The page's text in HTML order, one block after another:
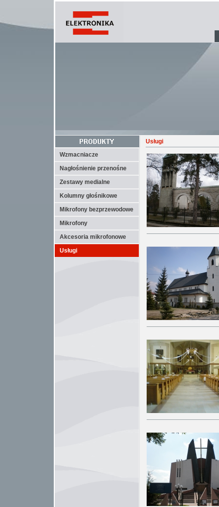
Usługi
Wzmacniacze
Nagłośnienie przenośne
Zestawy medialne
Kolumny głośnikowe
Mikrofony bezprzewodowe
Mikrofony
Akcesoria mikrofonowe
Usługi